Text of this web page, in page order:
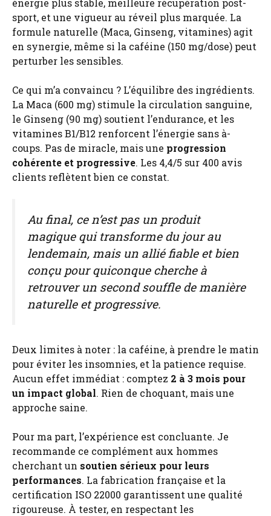
énergie plus stable, meilleure récupération post-
sport, et une vigueur au réveil plus marquée. La
formule naturelle (Maca, Ginseng, vitamines) agit
en synergie, même si la caféine (150 mg/dose) peut
perturber les sensibles.
Ce qui m’a convaincu ? L’équilibre des ingrédients.
La Maca (600 mg) stimule la circulation sanguine,
le Ginseng (90 mg) soutient l’endurance, et les
vitamines B1/B12 renforcent l’énergie sans à-
coups. Pas de miracle, mais une progression
cohérente et progressive. Les 4,4/5 sur 400 avis
clients reflètent bien ce constat.
Au final, ce n’est pas un produit
magique qui transforme du jour au
lendemain, mais un allié fiable et bien
conçu pour quiconque cherche à
retrouver un second souffle de manière
naturelle et progressive.
Deux limites à noter : la caféine, à prendre le matin
pour éviter les insomnies, et la patience requise.
Aucun effet immédiat : comptez 2 à 3 mois pour
un impact global. Rien de choquant, mais une
approche saine.
Pour ma part, l’expérience est concluante. Je
recommande ce complément aux hommes
cherchant un soutien sérieux pour leurs
performances. La fabrication française et la
certification ISO 22000 garantissent une qualité
rigoureuse. À tester, en respectant les